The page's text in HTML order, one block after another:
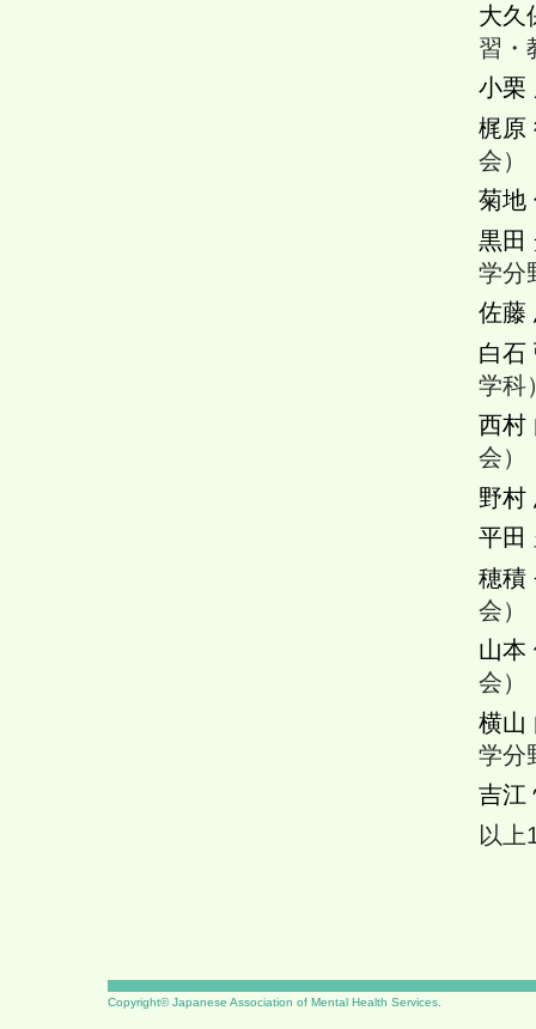
大久
習・
小栗
梶原
会）
菊地
黒田
学分
佐藤
白石
学科
西村
会）
野村
平田
穂積
会）
山本
会）
横山
学分
吉江
以
Copyright© Japanese Association of Mental Health Services.